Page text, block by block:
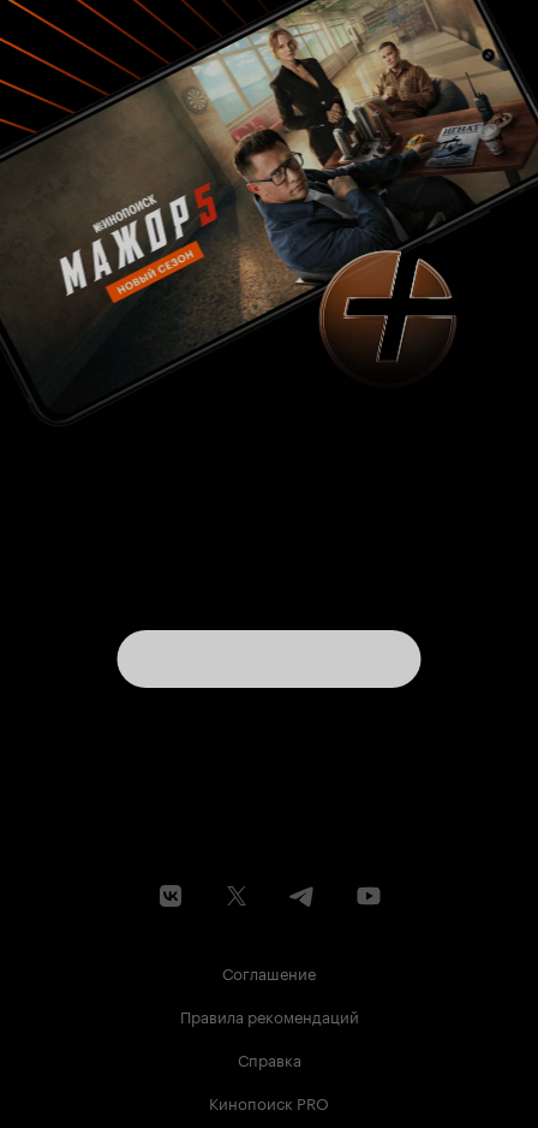
Соглашение
Правила рекомендаций
Справка
Кинопоиск PRO